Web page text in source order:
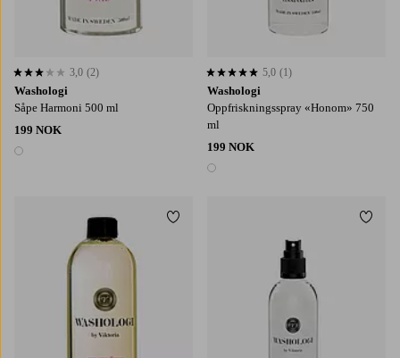
Washologi
Såpe Harmoni 500 ml
199 NOK
1 farge
3,0 basert på 2 karaktergivninger
3,0 (2)
Washologi
Oppfriskningsspray «Honom» 750
ml
199 NOK
1 farge
5,0 basert på 1 karaktergivninger
5,0 (1)
Legg til favoritter